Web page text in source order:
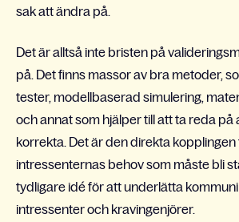
sak att ändra på.
Det är alltså inte bristen på
på. Det finns massor av bra metoder,
tester, modellbaserad simulering,
och annat som hjälper till att ta reda på
korrekta. Det är den direkta kopplingen
intressenternas behov som måste bli
tydligare idé för att underlätta
intressenter och kravingenjörer.